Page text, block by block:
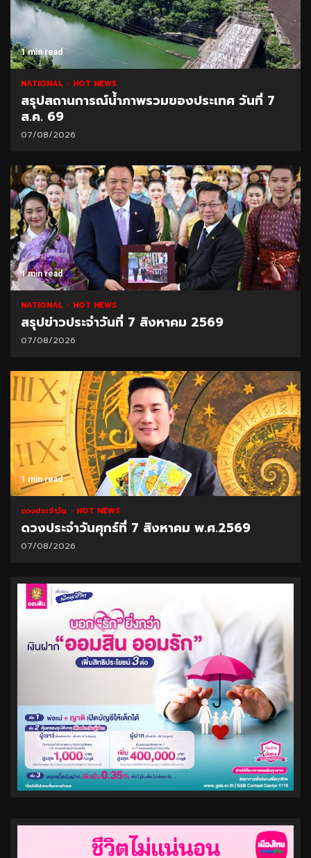
1 min read
NATIONAL HOT NEWS
สรุปสถานการณ์น้ำภาพรวมของประเทศ วันที่ 7
ส.ค. 69
07/08/2026
1 min read
NATIONAL HOT NEWS
สรุปข่าวประจำวันที่ 7 สิงหาคม 2569
07/08/2026
1 min read
ดวงประจำวัน HOT NEWS
ดวงประจำวันศุกร์ที่ 7 สิงหาคม พ.ศ.2569
07/08/2026